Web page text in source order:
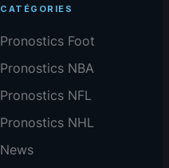
CATÉGORIES
Pronostics Foot
Pronostics NBA
Pronostics NFL
Pronostics NHL
News